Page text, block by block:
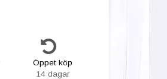
Öppet köp
14 dagar